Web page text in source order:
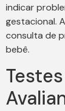
indicar
gestacional.
consulta de
bebê.